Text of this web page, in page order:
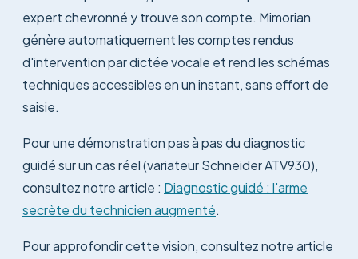
expert chevronné y trouve son compte. Mimorian
génère automatiquement les comptes rendus
d'intervention par dictée vocale et rend les schémas
techniques accessibles en un instant, sans effort de
saisie.
Pour une démonstration pas à pas du diagnostic
guidé sur un cas réel (variateur Schneider ATV930),
consultez notre article : Diagnostic guidé : l'arme
secrète du technicien augmenté.
Pour approfondir cette vision, consultez notre article